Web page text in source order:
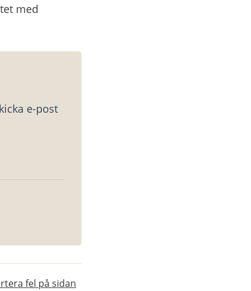
med
e-post
fel på sidan